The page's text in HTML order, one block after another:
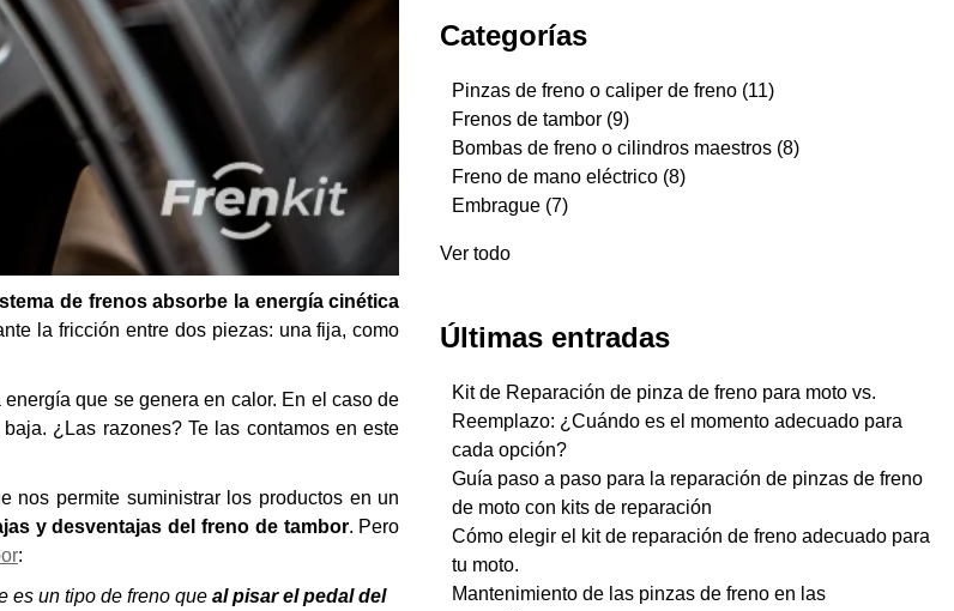
de frenos absorbe la energía cinética
la fricción entre dos piezas: una fija, como
que se genera en calor. En el caso de
¿Las razones? Te las contamos en este
nos permite suministrar los productos en un
y desventajas del freno de tambor. Pero
:
es un tipo de freno que al pisar el pedal del
Categorías
Pinzas de freno o caliper de freno (11)
Frenos de tambor (9)
Bombas de freno o cilindros maestros (8)
Freno de mano eléctrico (8)
Embrague (7)
Ver todo
Últimas entradas
Kit de Reparación de pinza de freno para moto vs.
Reemplazo: ¿Cuándo es el momento adecuado para
cada opción?
Guía paso a paso para la reparación de pinzas de freno
de moto con kits de reparación
Cómo elegir el kit de reparación de freno adecuado para
tu moto.
Mantenimiento de las pinzas de freno en las